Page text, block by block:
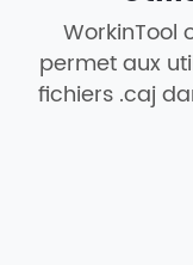
WorkinTool
permet aux
fichiers .caj